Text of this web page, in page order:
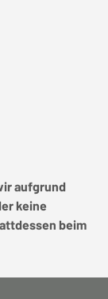
aufgrund
keine
beim